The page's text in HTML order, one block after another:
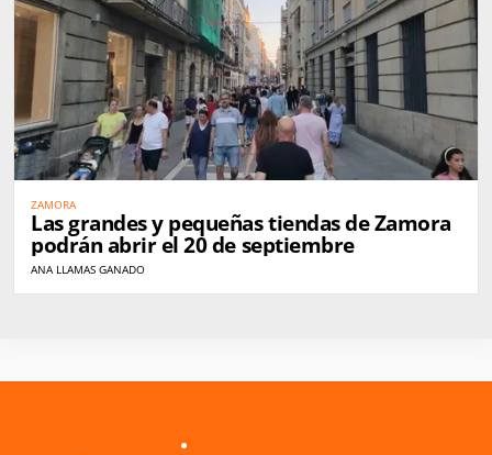
ZAMORA
Las grandes y pequeñas tiendas de Zamora
podrán abrir el 20 de septiembre
ANA LLAMAS GANADO